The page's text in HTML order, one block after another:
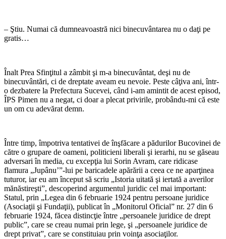
– Ştiu. Numai că dumneavoastră nici binecuvântarea nu o daţi pe
gratis…
Înalt Prea Sfinţitul a zâmbit şi m-a binecuvântat, deşi nu de
binecuvântări, ci de dreptate aveam eu nevoie. Peste câţiva ani, într-
o dezbatere la Prefectura Sucevei, când i-am amintit de acest episod,
ÎPS Pimen nu a negat, ci doar a plecat privirile, probându-mi că este
un om cu adevărat demn.
Între timp, împotriva tentativei de înşfăcare a pădurilor Bucovinei de
către o grupare de oameni, politicieni liberali şi ierarhi, nu se găseau
adversari în media, cu excepţia lui Sorin Avram, care ridicase
flamura „Jupânu’”-lui pe baricadele apărării a ceea ce ne aparţinea
tuturor, iar eu am început să scriu „Istoria uitată şi iertată a averilor
mănăstireşti”, descoperind argumentul juridic cel mai important:
Statul, prin „Legea din 6 februarie 1924 pentru persoane juridice
(Asociaţii şi Fundaţii), publicat în „Monitorul Oficial” nr. 27 din 6
februarie 1924, făcea distincţie între „persoanele juridice de drept
public”, care se creau numai prin lege, şi „persoanele juridice de
drept privat”, care se constituiau prin voinţa asociaţilor.